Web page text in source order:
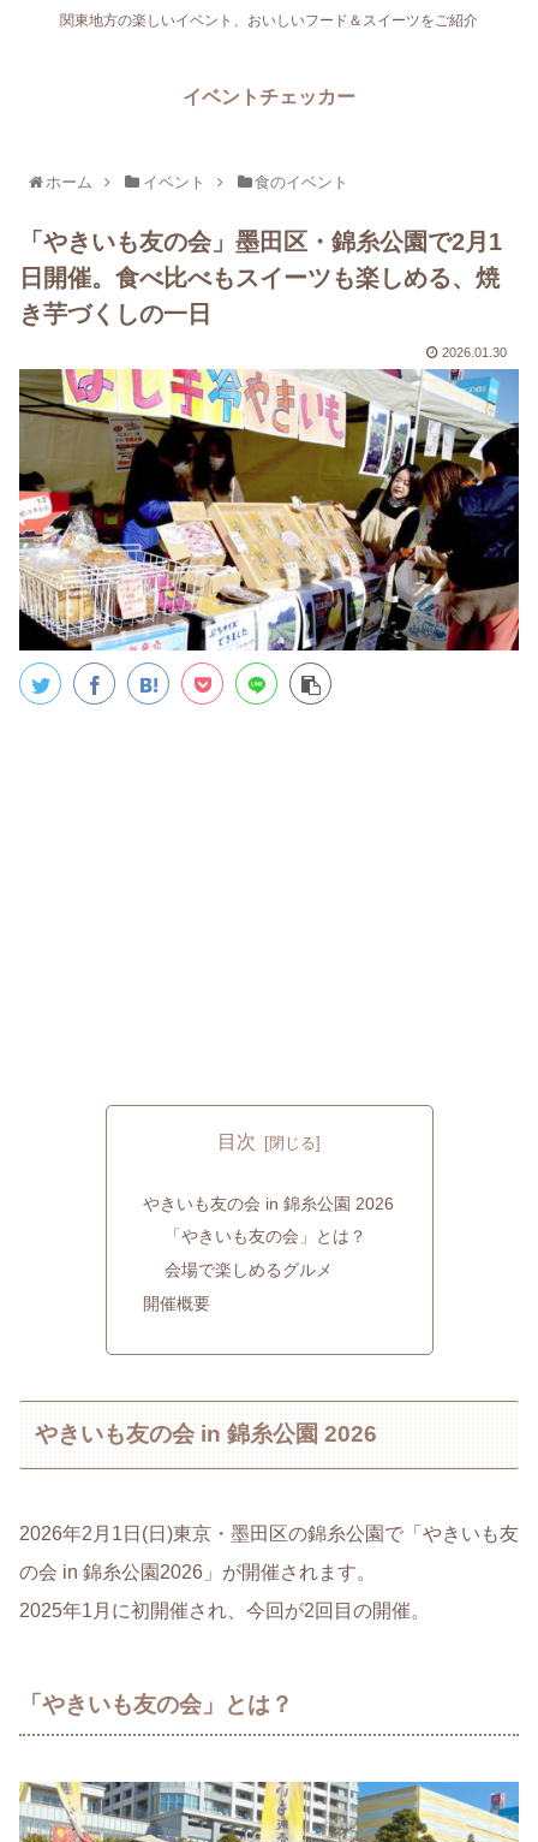
関東地方の楽しいイベント、おいしいフード＆スイーツをご紹介
イベントチェッカー
ホーム イベント 食のイベント
「やきいも友の会」墨田区・錦糸公園で2月1
日開催。食べ比べもスイーツも楽しめる、焼
き芋づくしの一日
2026.01.30
目次
やきいも友の会 in 錦糸公園 2026
「やきいも友の会」とは？
会場で楽しめるグルメ
開催概要
やきいも友の会 in 錦糸公園 2026
2026年2月1日(日)東京・墨田区の錦糸公園で「やきいも友
の会 in 錦糸公園2026」が開催されます。
2025年1月に初開催され、今回が2回目の開催。
「やきいも友の会」とは？